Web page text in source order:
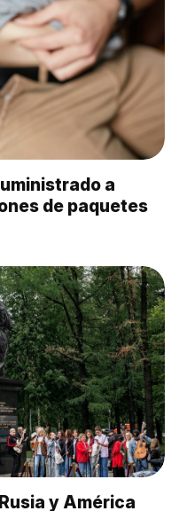
a
de paquetes
y América